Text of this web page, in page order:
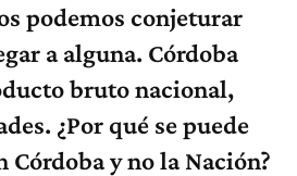
podemos conjeturar
a alguna. Córdoba
bruto nacional,
¿Por qué se puede
y no la Nación?